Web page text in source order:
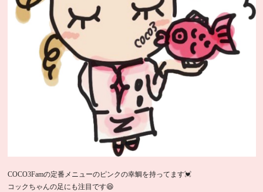
COCO3Famの定番メニューのピンクの幸鯛を持ってます💓
コックちゃんの足にも注目です😆